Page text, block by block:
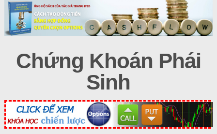
Chứng Khoán Phái
Sinh